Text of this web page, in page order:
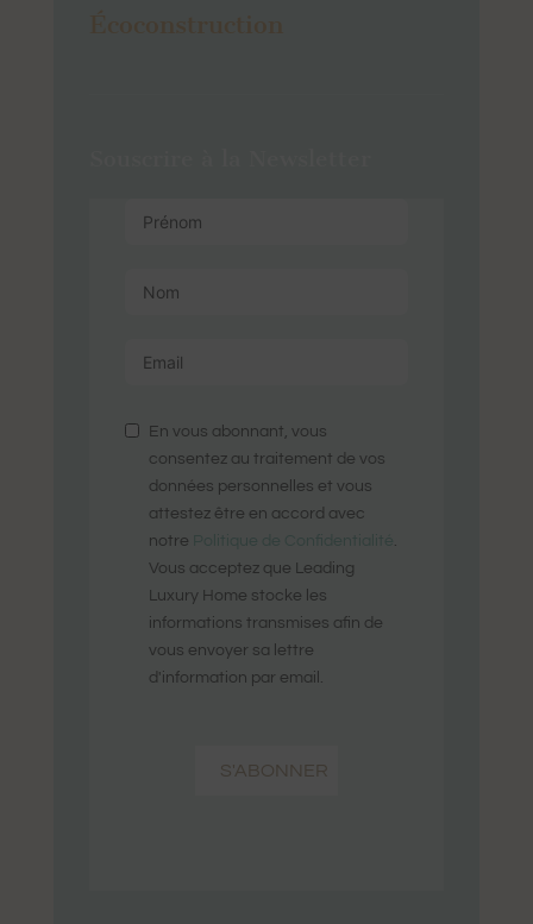
En vous abonnant, vous
consentez au traitement de vos
données personnelles et vous
attestez être en accord avec
notre
.
Vous acceptez que Leading
Luxury Home stocke les
informations transmises afin de
vous envoyer sa lettre
d'information par email.
S'ABONNER